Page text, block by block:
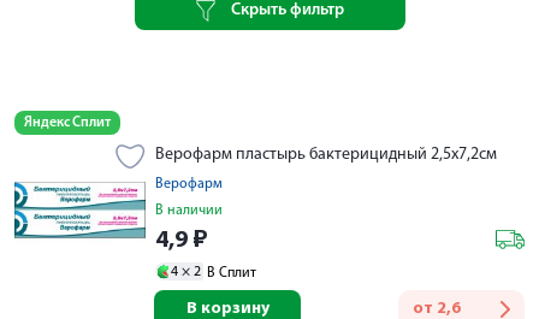
Скрыть фильтр
Яндекс Сплит
Верофарм пластырь бактерицидный 2,5х7,2см
Верофарм
В наличии
4,9 ₽
4 × 2 В Сплит
от 2,6
В корзину